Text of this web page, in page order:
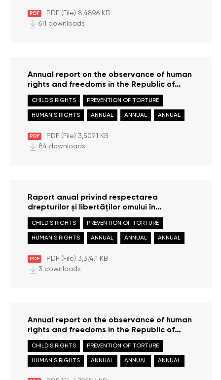
PDF PDF (File) 8,489.6 KB
611 downloads
Annual report on the observance of human
rights and freedoms in the Republic of
Moldova in 2023
PDF PDF (File) 3,509.1 KB
CHILD’S RIGHTS PREVENTION OF TORTURE
HUMAN'S RIGHTS ANNUAL ANNUAL ANNUAL
84 downloads
Raport anual privind respectarea
drepturilor și libertăților omului în
Republica Moldova în anul 2023
PDF PDF (File) 3,374.1 KB
CHILD’S RIGHTS PREVENTION OF TORTURE
HUMAN'S RIGHTS ANNUAL ANNUAL ANNUAL
3 downloads
Annual report on the observance of human
rights and freedoms in the Republic of
Moldova in 2022
CHILD’S RIGHTS PREVENTION OF TORTURE
HUMAN'S RIGHTS ANNUAL ANNUAL ANNUAL